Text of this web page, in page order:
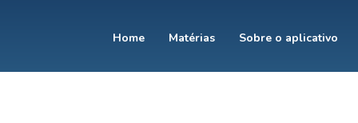
Home Matérias Sobre o aplicativo